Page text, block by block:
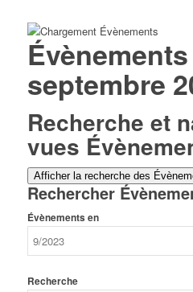
septembre
Recherche et
vues
Afficher la recherche des
Rechercher
Évènements en
Recherche